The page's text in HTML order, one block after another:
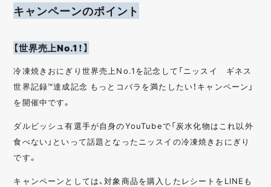
キャンペーンのポイント
【世界売上No.1！】
冷凍焼きおにぎり世界売上No.1を記念して「ニッスイ ギネス
世界記録™達成記念 もっとコバラを満たしたい！キャンペーン」
を開催中です。
ダルビッシュ有選手が自身のYouTubeで「炭水化物はこれ以外
食べない」といって話題となったニッスイの冷凍焼きおにぎり
です。
キャンペーンとしては、対象商品を購入したレシートをLINEも